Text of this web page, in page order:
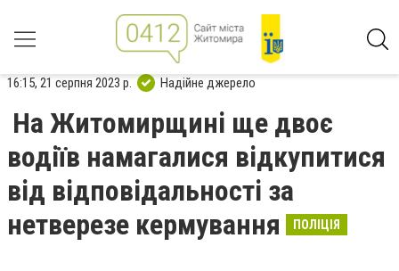
16:15, 21 серпня 2023 р. Надійне джерело
На Житомирщині ще двоє
водіїв намагалися відкупитися
від відповідальності за
нетверезе кермування
ПОЛІЦІЯ